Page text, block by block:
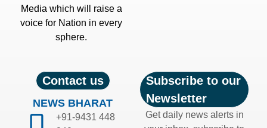
Media which will raise a
voice for Nation in every
sphere.
Contact us
NEWS BHARAT
+91-9431 448
Subscribe to our
Newsletter
Get daily news alerts in